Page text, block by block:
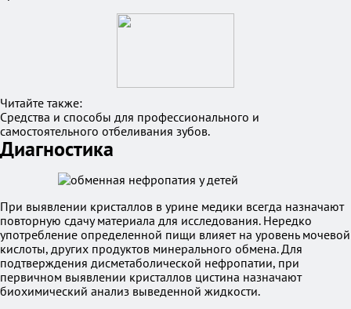
Читайте также:
Средства и способы для профессионального и
самостоятельного отбеливания зубов.
Диагностика
При выявлении кристаллов в урине медики всегда назначают
повторную сдачу материала для исследования. Нередко
употребление определенной пищи влияет на уровень мочевой
кислоты, других продуктов минерального обмена. Для
подтверждения дисметаболической нефропатии, при
первичном выявлении кристаллов цистина назначают
биохимический анализ выведенной жидкости.